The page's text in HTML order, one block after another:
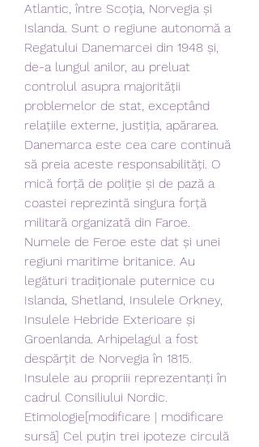
Atlantic, între Scoția, Norvegia și
Islanda. Sunt o regiune autonomă a
Regatului Danemarcei din 1948 și,
de-a lungul anilor, au preluat
controlul asupra majorității
problemelor de stat, exceptând
relațiile externe, justiția, apărarea.
Danemarca este cea care continuă
să preia aceste responsabilități. O
mică forță de poliție și de pază a
coastei reprezintă singura forță
militară organizată din Faroe.
Numele de Feroe este dat și unei
regiuni maritime britanice. Au
legături tradiționale puternice cu
Islanda, Shetland, Insulele Orkney,
Insulele Hebride Exterioare și
Groenlanda. Arhipelagul a fost
despărțit de Norvegia în 1815.
Insulele au propriii reprezentanți în
cadrul Consiliului Nordic.
Etimologie[modificare | modificare
sursă] Cel puțin trei ipoteze circulă